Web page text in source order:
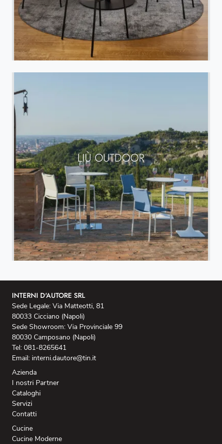
LIÙ OUTDOOR
INTERNI D'AUTORE SRL
Sede Legale: Via Matteotti, 81
80033 Cicciano (Napoli)
Sede Showroom: Via Provinciale 99
80030 Camposano (Napoli)
Tel: 081-8265641
Email: interni.dautore@tin.it
Azienda
I nostri Partner
Cataloghi
Servizi
Contatti
Cucine
Cucine Moderne